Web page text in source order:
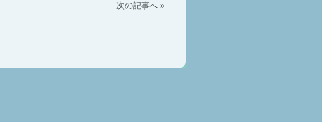
次の記事へ »